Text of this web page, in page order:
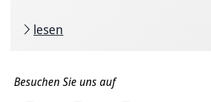
lesen
Besuchen Sie uns auf